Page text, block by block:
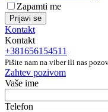
Zapamti me
Prijavi se
Kontakt
Kontakt
+381656154511
Pišite nam na viber ili nas
Zahtev pozivom
Vaše ime
Telefon